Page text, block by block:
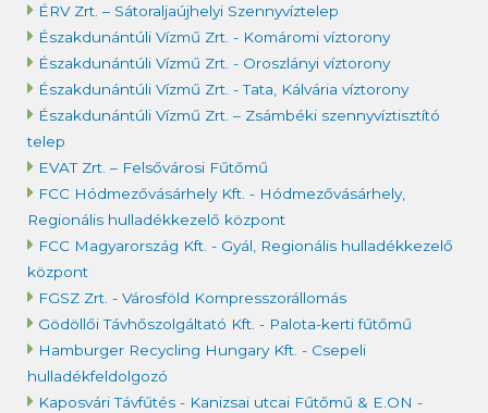
ÉRV Zrt. – Sátoraljaújhelyi Szennyvíztelep
Északdunántúli Vízmű Zrt. - Komáromi víztorony
Északdunántúli Vízmű Zrt. - Oroszlányi víztorony
Északdunántúli Vízmű Zrt. - Tata, Kálvária víztorony
Északdunántúli Vízmű Zrt. – Zsámbéki szennyvíztisztító
telep
EVAT Zrt. – Felsővárosi Fűtőmű
FCC Hódmezővásárhely Kft. - Hódmezővásárhely,
Regionális hulladékkezelő központ
FCC Magyarország Kft. - Gyál, Regionális hulladékkezelő
központ
FGSZ Zrt. - Városföld Kompresszorállomás
Gödöllői Távhőszolgáltató Kft. - Palota-kerti fűtőmű
Hamburger Recycling Hungary Kft. - Csepeli
hulladékfeldolgozó
Kaposvári Távfűtés - Kanizsai utcai Fűtőmű & E.ON -